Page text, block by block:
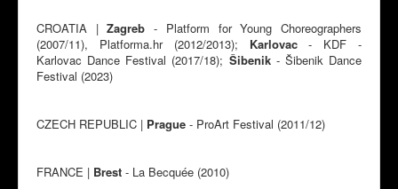
CROATIA |Zagreb - Platform for Young Choreographers
(2007/11), Platforma.hr (2012/2013); Karlovac- KDF -
Karlovac Dance Festival (2017/18); Šibenik- Šibenik Dance
Festival (2023)
CZECH REPUBLIC | Prague - ProArt Festival (2011/12)
FRANCE | Brest - La Becquée (2010)